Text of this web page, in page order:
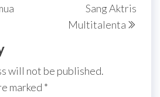
Sang Aktris
Multitalenta
will not be published.
marked *